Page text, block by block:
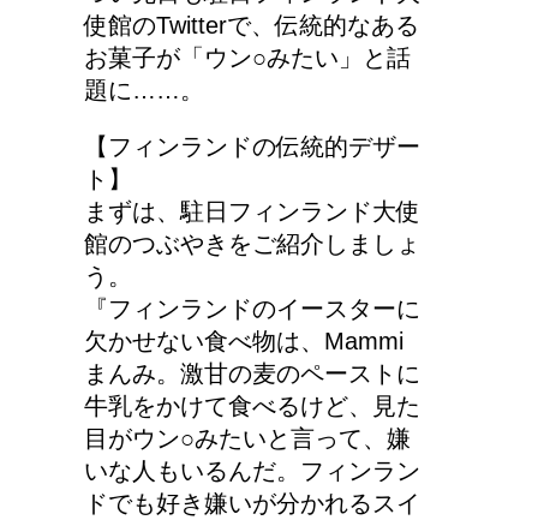
使館のTwitterで、伝統的なある
お菓子が「ウン○みたい」と話
題に……。
【フィンランドの伝統的デザー
ト】
まずは、駐日フィンランド大使
館のつぶやきをご紹介しましょ
う。
『フィンランドのイースターに
欠かせない食べ物は、Mammi
まんみ。激甘の麦のペーストに
牛乳をかけて食べるけど、見た
目がウン○みたいと言って、嫌
いな人もいるんだ。フィンラン
ドでも好き嫌いが分かれるスイ